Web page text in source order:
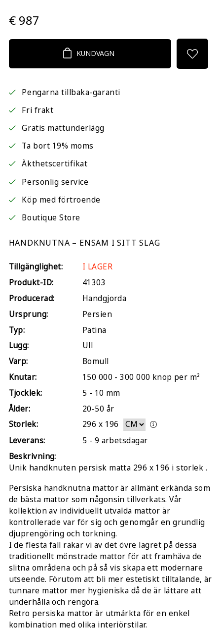
€ 987
KUNDVAGN
Pengarna tillbaka-garanti
Fri frakt
Gratis mattunderlägg
Ta bort 19% moms
Äkthetscertifikat
Personlig service
Köp med förtroende
Boutique Store
HANDKNUTNA – ENSAM I SITT SLAG
Tillgänglighet:
I LAGER
Produkt-ID:
41303
Producerad:
Handgjorda
Ursprung:
Persien
Typ:
Patina
Lugg:
Ull
Varp:
Bomull
Knutar:
150 000 - 300 000 knop per m²
Tjocklek:
5 - 10 mm
Ålder:
20-50 år
Storlek:
296 x 196
Leverans:
5 - 9 arbetsdagar
Beskrivning:
Unik handknuten persisk matta 296 x 196 i storlek .
Persiska handknutna mattor är allmänt erkända som
de bästa mattor som någonsin tillverkats. Vår
kollektion av individuellt utvalda mattor är
kontrollerade var för sig och genomgår en grundlig
djuprengöring och torkning.
I de flesta fall rakar vi av det övre lagret på dessa
traditionellt mönstrade mattor för att framhäva de
slitna områdena och på så vis skapa ett modernare
utseende. Förutom att bli mer estetiskt tilltalande, är
tunnare mattor mer hygieniska då de är lättare att
underhålla och rengöra.
Retro persiska mattor är utmärkta för en enkel
kombination med olika interiörstilar.